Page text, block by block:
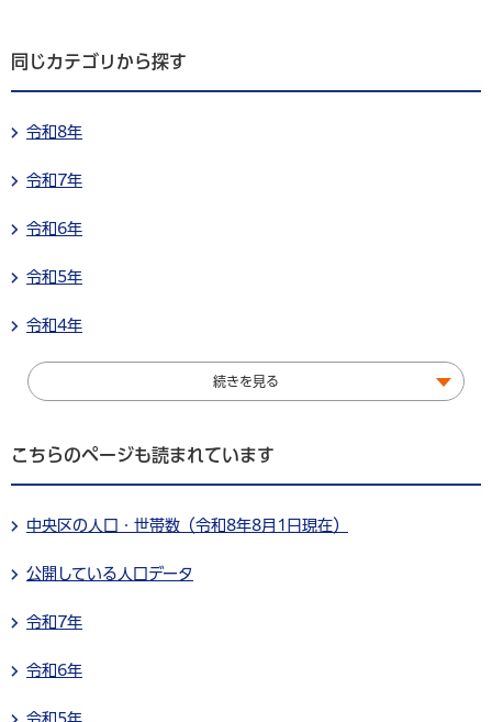
同じカテゴリから探す
令和8年
令和7年
令和6年
令和5年
令和4年
続きを見る
こちらのページも読まれています
中央区の人口・世帯数（令和8年8月1日現在）
公開している人口データ
令和7年
令和6年
令和5年